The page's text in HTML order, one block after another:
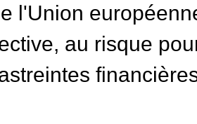
l'Union
au risque